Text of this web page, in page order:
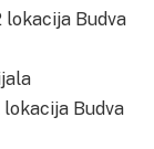
lokacija Budva
Budva